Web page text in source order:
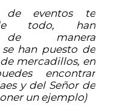
eventos te
todo, han
de manera
se han puesto de
mercadillos, en
encontrar
y del Señor de
un ejemplo)